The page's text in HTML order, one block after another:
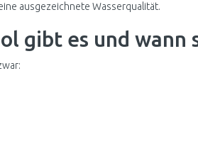
ausgezeichnete Wasserqualität.
gibt es und wann